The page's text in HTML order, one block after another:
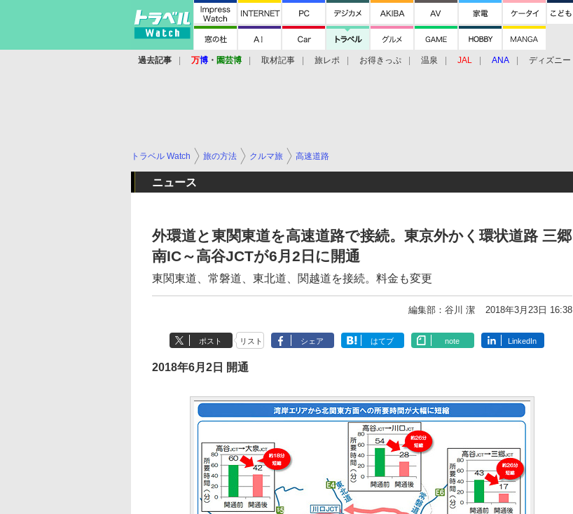
過去記事 万博 ・ 園芸博 取材記事 旅レポ お得きっぷ 温泉 JAL ANA ディズニー
トラベル Watch 旅の方法 クルマ旅 高速道路
ニュース
外環道と東関東道を高速道路で接続。東京外かく環状道路 三郷
南IC～高谷JCTが6月2日に開通
東関東道、常磐道、東北道、関越道を接続。料金も変更
編集部：谷川 潔 2018年3月23日 16:38
ポスト リスト シェア はてブ note LinkedIn
2018年6月2日 開通